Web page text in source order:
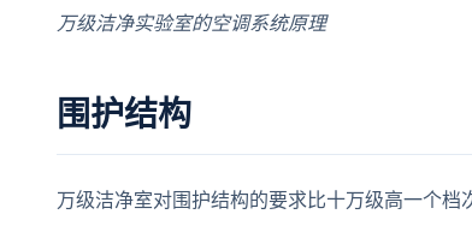
万级洁净实验室的空调系统原理
围护结构
万级洁净室对围护结构的要求比十万级高一个档